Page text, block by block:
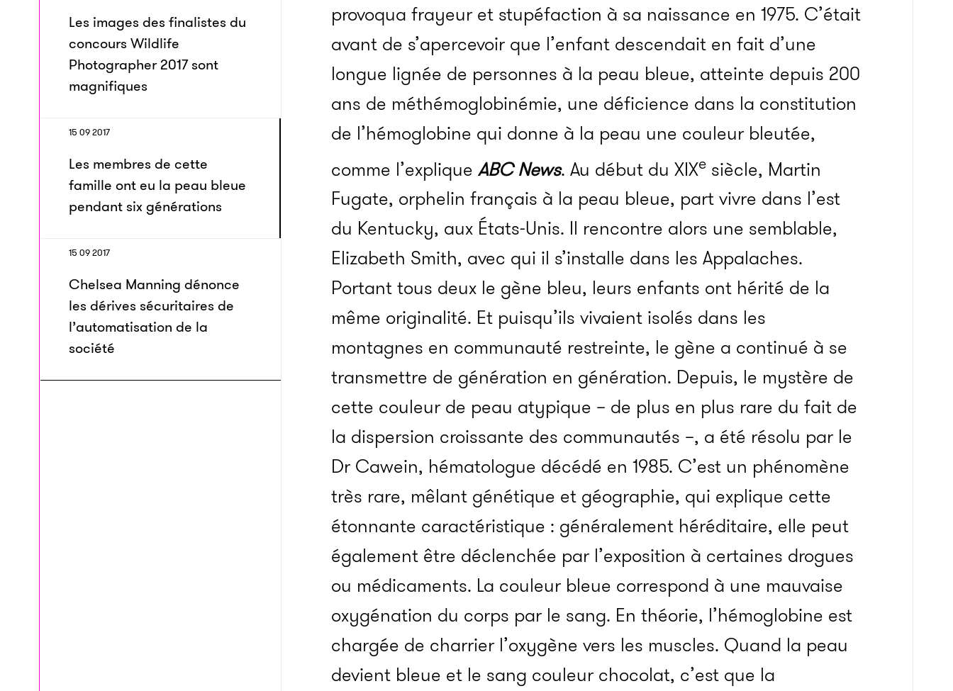
Les images des finalistes du
concours Wildlife
Photographer 2017 sont
magnifiques
15 09 2017
Les membres de cette
famille ont eu la peau bleue
pendant six générations
15 09 2017
Chelsea Manning dénonce
les dérives sécuritaires de
l’automatisation de la
société
provoqua frayeur et stupéfaction à sa naissance en 1975. C’était
avant de s’apercevoir que l’enfant descendait en fait d’une
longue lignée de personnes à la peau bleue, atteinte depuis 200
ans de méthémoglobinémie, une déficience dans la constitution
de l’hémoglobine qui donne à la peau une couleur bleutée,
comme l’explique ABC News. Au début du XIXe siècle, Martin
Fugate, orphelin français à la peau bleue, part vivre dans l’est
du Kentucky, aux États-Unis. Il rencontre alors une semblable,
Elizabeth Smith, avec qui il s’installe dans les Appalaches.
Portant tous deux le gène bleu, leurs enfants ont hérité de la
même originalité. Et puisqu’ils vivaient isolés dans les
montagnes en communauté restreinte, le gène a continué à se
transmettre de génération en génération. Depuis, le mystère de
cette couleur de peau atypique – de plus en plus rare du fait de
la dispersion croissante des communautés –, a été résolu par le
Dr Cawein, hématologue décédé en 1985. C’est un phénomène
très rare, mêlant génétique et géographie, qui explique cette
étonnante caractéristique : généralement héréditaire, elle peut
également être déclenchée par l’exposition à certaines drogues
ou médicaments. La couleur bleue correspond à une mauvaise
oxygénation du corps par le sang. En théorie, l’hémoglobine est
chargée de charrier l’oxygène vers les muscles. Quand la peau
devient bleue et le sang couleur chocolat, c’est que la